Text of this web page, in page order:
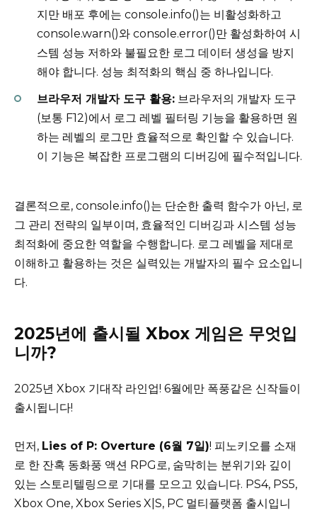
지만 배포 후에는 console.info()는 비활성화하고
console.warn()와 console.error()만 활성화하여 시
스템 성능 저하와 불필요한 로그 데이터 생성을 방지
해야 합니다. 성능 최적화의 핵심 중 하나입니다.
브라우저 개발자 도구 활용: 브라우저의 개발자 도구
(보통 F12)에서 로그 레벨 필터링 기능을 활용하면 원
하는 레벨의 로그만 효율적으로 확인할 수 있습니다.
이 기능은 복잡한 프로그램의 디버깅에 필수적입니다.
결론적으로, console.info()는 단순한 출력 함수가 아닌, 로
그 관리 전략의 일부이며, 효율적인 디버깅과 시스템 성능
최적화에 중요한 역할을 수행합니다. 로그 레벨을 제대로
이해하고 활용하는 것은 실력있는 개발자의 필수 요소입니
다.
2025년에 출시될 Xbox 게임은 무엇입
니까?
2025년 Xbox 기대작 라인업! 6월에만 폭풍같은 신작들이
출시됩니다!
먼저, Lies of P: Overture (6월 7일)! 피노키오를 소재
로 한 잔혹 동화풍 액션 RPG로, 숨막히는 분위기와 깊이
있는 스토리텔링으로 기대를 모으고 있습니다. PS4, PS5,
Xbox One, Xbox Series X|S, PC 멀티플랫폼 출시입니